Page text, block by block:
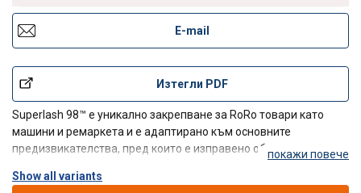
E-mail
Изтегли PDF
Superlash 98™ е уникално закрепване за RoRo товари като
машини и ремаркета и е адаптирано към основните
предизвикателства, пред които е изправено обезопасяването
покажи повече
Show all variants